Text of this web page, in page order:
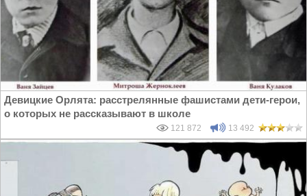
Девицкие Орлята: расстрелянные фашистами дети-герои,
о которых не рассказывают в школе
121 872 13 492